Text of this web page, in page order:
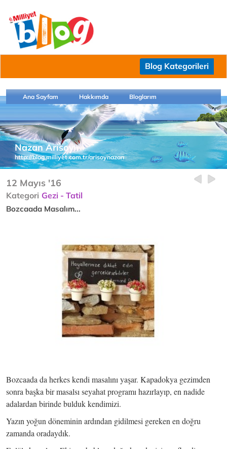
Blog Kategorileri
Ana Sayfam Hakkımda Bloglarım
Nazan Arısoy
http://blog.milliyet.com.tr/arisoynazan
12 Mayıs '16
Kategori Gezi - Tatil
Bozcaada Masalım...
Bozcaada da herkes kendi masalını yaşar. Kapadokya gezimden
sonra başka bir masalsı seyahat programı hazırlayıp, en nadide
adalardan birinde bulduk kendimizi.
Yazın yoğun döneminin ardından gidilmesi gereken en doğru
zamanda oradaydık.